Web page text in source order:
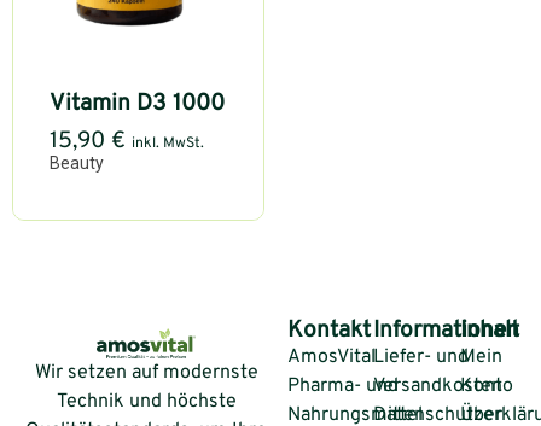
Beauty
Vitamin D3 1000
15,90 € inkl. MwSt.
Wir setzen auf modernste
Technik und höchste
Kontakt
AmosVital
Pharma- und
Nahrungsmittel
Informationen
Liefer- und
Versandkosten
Inhalt
Mein
Konto
Über